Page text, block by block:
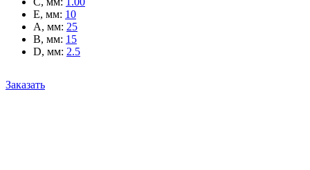
E, мм: 10
A, мм: 25
B, мм: 15
D, мм: 2.5
Заказать